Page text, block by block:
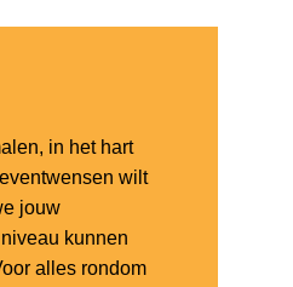
in het hart
wilt
jouw
kunnen
alles rondom